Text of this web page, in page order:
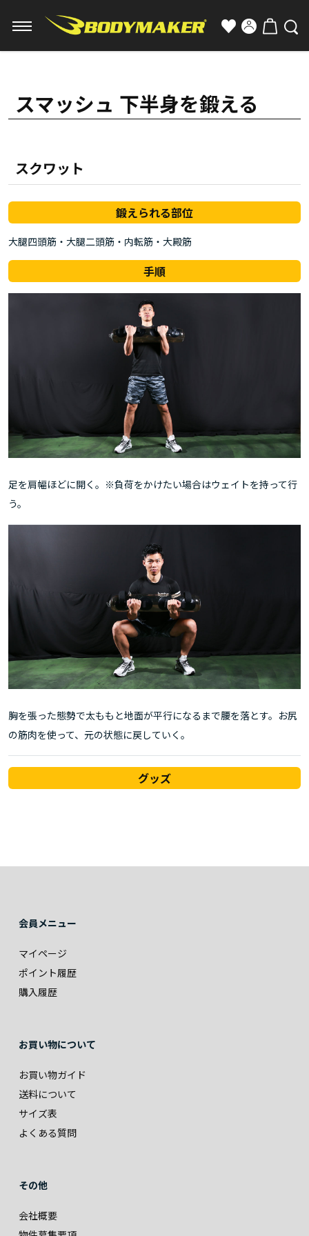
スマッシュ 下半身を鍛える
スクワット
鍛えられる部位
大腿四頭筋・大腿二頭筋・内転筋・大殿筋
手順
足を肩幅ほどに開く。※負荷をかけたい場合はウェイトを持って行
う。
胸を張った態勢で太ももと地面が平行になるまで腰を落とす。お尻
の筋肉を使って、元の状態に戻していく。
グッズ
会員メニュー
マイページ
ポイント履歴
購入履歴
お買い物について
お買い物ガイド
送料について
サイズ表
よくある質問
その他
会社概要